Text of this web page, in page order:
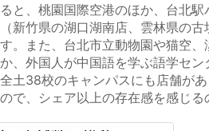
と、桃園国際空港のほか、台北駅
新竹県の湖口湖南店、雲林県の
。また、台北市立動物園や猫空
、外国人が中国語を学ぶ語学セ
土38校のキャンパスにも店舗が
で、シェア以上の存在感を感じる